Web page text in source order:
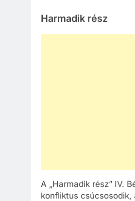
Harmadik rész
A „Harmadik rész” IV.
konfliktus